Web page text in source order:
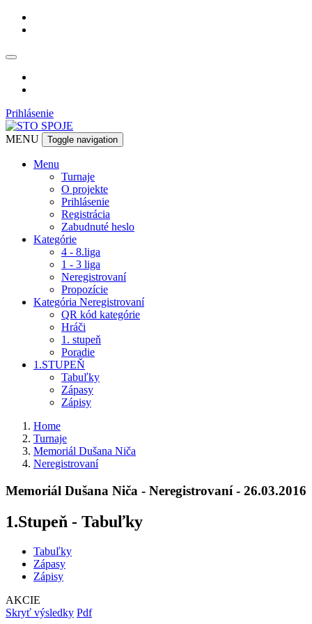
Prihlásenie
MENU Toggle navigation
Menu
Turnaje
O projekte
Prihlásenie
Registrácia
Zabudnuté heslo
Kategórie
4 - 8.liga
1 - 3 liga
Neregistrovaní
Propozície
Kategória Neregistrovaní
QR kód kategórie
Hráči
1. stupeň
Poradie
1.STUPEŇ
Tabuľky
Zápasy
Zápisy
Home
Turnaje
Memoriál Dušana Niča
Neregistrovaní
Memoriál Dušana Niča - Neregistrovaní - 26.03.2016
1.Stupeň - Tabuľky
Tabuľky
Zápasy
Zápisy
AKCIE
Skryť výsledky Pdf